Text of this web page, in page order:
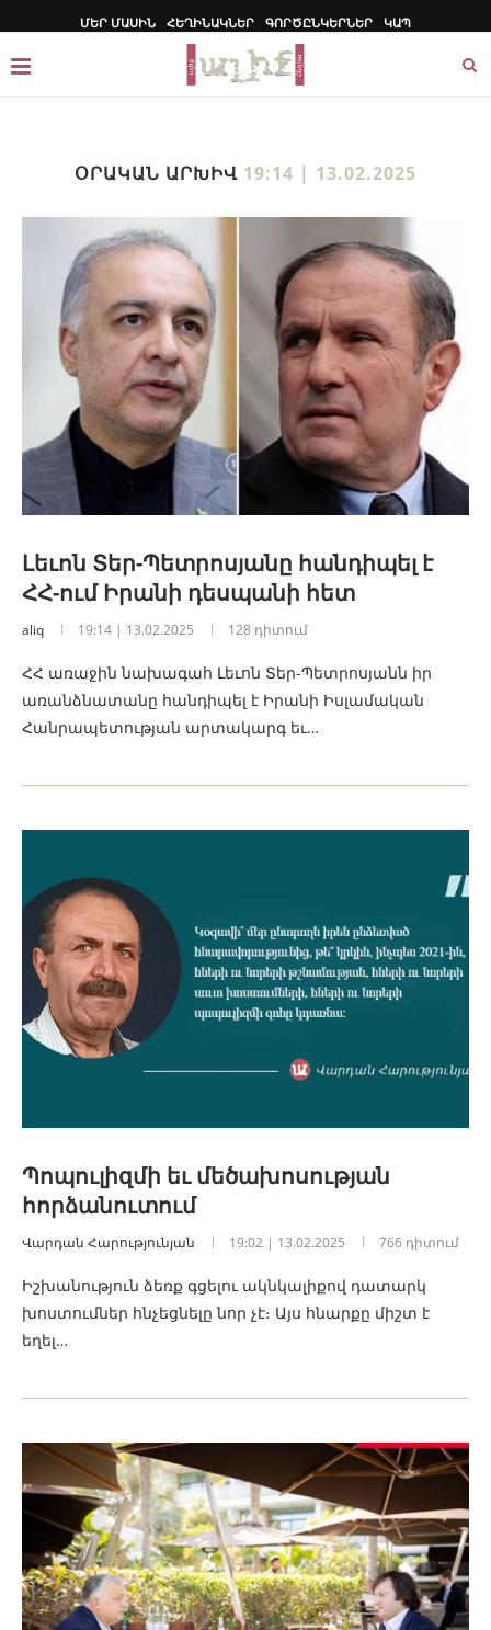
ՄԵՐ ՄԱՍԻՆ ՀԵՂԻՆԱԿՆԵՐ ԳՈՐԾԸՆԿԵՐՆԵՐ ԿԱՊ
ՕՐԱԿԱՆ ԱՐԽԻՎ 19:14 | 13.02.2025
Լեւոն Տեր-Պետրոսյանը հանդիպել է
ՀՀ-ում Իրանի դեսպանի հետ
aliq 19:14 | 13.02.2025 128 դիտում
ՀՀ առաջին նախագահ Լեւոն Տեր-Պետրոսյանն իր
առանձնատանը հանդիպել է Իրանի Իսլամական
Հանրապետության արտակարգ եւ…
Պոպուլիզմի եւ մեծախոսության
հորձանուտում
Վարդան Հարությունյան 19:02 | 13.02.2025 766 դիտում
Իշխանություն ձեռք գցելու ակնկալիքով դատարկ
խոստումներ հնչեցնելը նոր չէ։ Այս հնարքը միշտ է
եղել…